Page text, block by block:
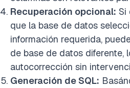
Recuperación opcional: Si
que la base de datos
información requerida,
de base de datos diferente,
autocorrección sin
Generación de SQL: